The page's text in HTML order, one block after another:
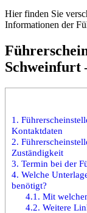
Hier finden Sie
Informationen der
Schweinfurt
1.
Kontaktdaten
2.
Zuständigkeit
3. Termin bei der
4. Welche
benötigt?
4.1. Mit
4.2. Weitere